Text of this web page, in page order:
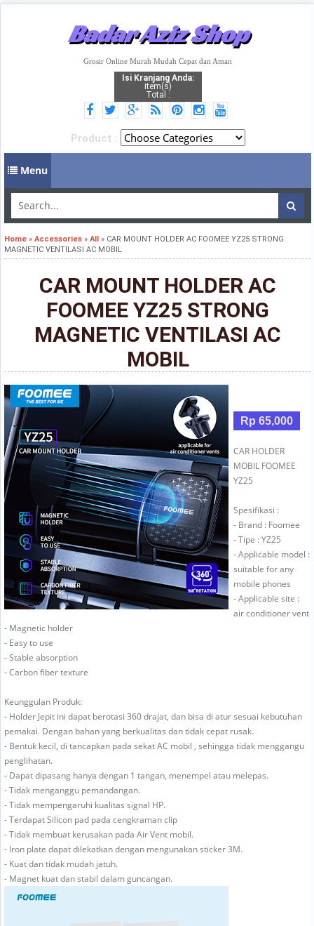
Badar Aziz Shop
Grosir Online Murah Mudah Cepat dan Aman
Isi Kranjang Anda:
item(s)
Total :
Product :
Menu
Home » Accessories » All » CAR MOUNT HOLDER AC FOOMEE YZ25 STRONG
MAGNETIC VENTILASI AC MOBIL
CAR MOUNT HOLDER AC
FOOMEE YZ25 STRONG
MAGNETIC VENTILASI AC
MOBIL
Rp 65,000
CAR HOLDER
MOBIL FOOMEE
YZ25
Spesifikasi :
- Brand : Foomee
- Tipe : YZ25
- Applicable model :
suitable for any
mobile phones
- Applicable site :
air conditioner vent
- Magnetic holder
- Easy to use
- Stable absorption
- Carbon fiber texture
Keunggulan Produk:
- Holder Jepit ini dapat berotasi 360 drajat, dan bisa di atur sesuai kebutuhan
pemakai. Dengan bahan yang berkualitas dan tidak cepat rusak.
- Bentuk kecil, di tancapkan pada sekat AC mobil , sehingga tidak menggangu
penglihatan.
- Dapat dipasang hanya dengan 1 tangan, menempel atau melepas.
- Tidak menganggu pemandangan.
- Tidak mempengaruhi kualitas signal HP.
- Terdapat Silicon pad pada cengkraman clip
- Tidak membuat kerusakan pada Air Vent mobil.
- Iron plate dapat dilekatkan dengan mengunakan sticker 3M.
- Kuat dan tidak mudah jatuh.
- Magnet kuat dan stabil dalam guncangan.